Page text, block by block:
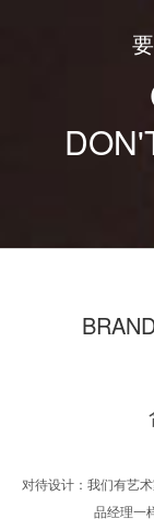
对待设计：我们有艺
品经理一